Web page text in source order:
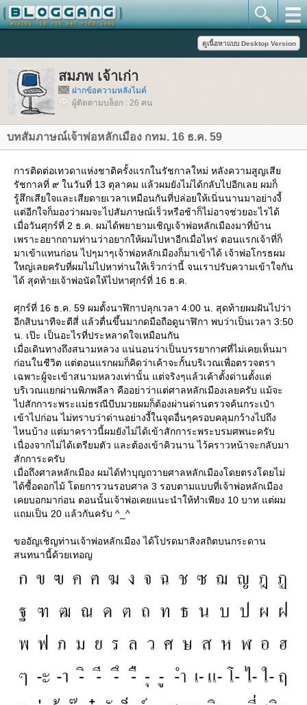
สมภพ เจ้าเก่า
ฝากข้อความหลังไมค์
ผู้ติดตามบล็อก : 26 คน
บทสัมภาษณ์เจ้าพ่อหลักเมือง กทม. 16 ธ.ค. 59
การติดต่อเทวดาแห่งชาติครั้งแรกในรัชกาลใหม่ หลังความสูญเสี
รัชกาลที่ ๙ ในวันที่ 13 ตุลาคม แล้วผมยังไม่ได้กลับไปอีกเลย ผมก็
รู้สึกเสียใจและเสียดายเวลาเหมือนกันที่ปล่อยให้เนิ่นนานมาอย่างงี้
ต่อีกใจก็มองว่าผมจะไปสัมภาษณ์เร็วหรือช้าก็ไม่อาจช่วยอะไรได้
เมื่อวันศุกร์ที่ 2 ธ.ค. ผมได้พยายามเชิญเจ้าพ่อหลักเมืองมาที่บ้าน
เพราะอยากถามท่านว่าอยากให้ผมไปหาอีกเมื่อไหร่ ตอนแรกเจ้าที่ก็
มาเข้าแทนก่อน ไปๆมาๆเจ้าพ่อหลักเมืองก็มาเข้าได้ เจ้าพ่อโกรธผม
หญ่เลยครับที่ผมไม่ไปหาท่านให้เร็วกว่านี้ จนเราปรับความเข้าใจกัน
ได้ สุดท้ายเจ้าพ่อนัดให้ไปหาศุกร์ที่ 16 ธ.ค.
ศุกร์ที่ 16 ธ.ค. 59 ผมตั้งนาฬิกาปลุกเวลา 4:00 น. สุดท้ายผมฝันไปว่า
อีกสิบนาทีจะตีสี่ แล้วตื่นขึ้นมากดมือถือดูนาฬิกา พบว่าเป็นเวลา 3:50
น. เป๊ะ เป็นอะไรที่ประหลาดใจเหมือนกัน
เมื่อเดินทางถึงสนามหลวง แน่นอนว่าเป็นบรรยากาศที่ไม่เคยเห็นมา
ก่อนในชีวิต แต่ตอนแรกผมก็คิดว่าเค้าจะกั้นบริเวณเพื่อตรวจตรา
เฉพาะผู้จะเข้าสนามหลวงเท่านั้น แต่จริงๆแล้วเค้าตั้งด่านตั้งแต่
บริเวณแยกผ่านพิภพลีลา คืออย่าว่าแต่ศาลหลักเมืองเลยครับ แม้จะ
ไปสักการะพระแม่ธรณีบีบมวยผมก็ต้องผ่านด่านตรวจค้นกระเป๋า
เข้าไปก่อน ไม่ทราบว่าด่านอย่างงี้ในจุดอื่นๆครอบคลุมกว้างไปถึง
ไหนบ้าง แต่มาคราวนี้ผมยังไม่ได้เข้าสักการะพระบรมศพนะครับ
เนื่องจากไม่ได้เตรียมตัว และต้องเข้าคิวนาน ไว้คราวหน้าจะกลับมา
สักการะครับ
เมื่อถึงศาลหลักเมือง ผมได้ทำบุญถวายศาลหลักเมืองโดยตรงโดยไม่
ได้ซื้อดอกไม้ โดยการวนรอบศาล 3 รอบตามแบบที่เจ้าพ่อหลักเมือง
เคยบอกมาก่อน ตอนนั้นเจ้าพ่อเคยแนะนำให้ทำเพียง 10 บาท แต่ผม
ถมเป็น 20 แล้วกันครับ ^_^
ขออัญเชิญท่านเจ้าพ่อหลักเมือง ได้โปรดมาสิงสถิตบนกระดาน
สนทนานี้ด้วยเทอญ